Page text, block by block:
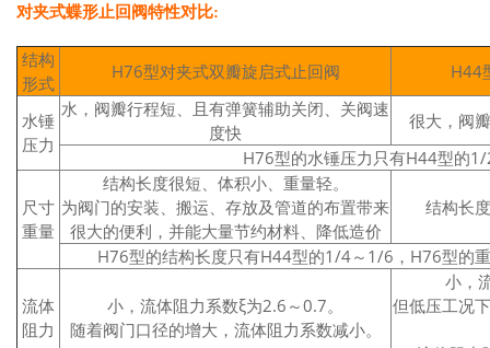
对夹式蝶形止回阀特性对比:
结构
形式
H76型对夹式双瓣旋启式止回阀 H44
水锤
压力
水，阀瓣行程短、且有弹簧辅助关闭、关阀速
度快
很大，阀
H76型的水锤压力只有H44型的
尺寸
重量
结构长度很短、体积小、重量轻。
为阀门的安装、搬运、存放及管道的布置带来
很大的便利，并能大量节约材料、降低造价
结构长
H76型的结构长度只有H44型的1/4～1/6，H76型的
流体
阻力
小，流体阻力系数ξ为2.6～0.7。
随着阀门口径的增大，流体阻力系数减小。
小，
但低压工况